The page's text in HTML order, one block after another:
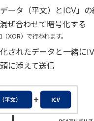
ータ（平文）とICV」の
ぜ合わせて暗号化する
XOR）で行われます。
されたデータと一緒に
に添えて送信